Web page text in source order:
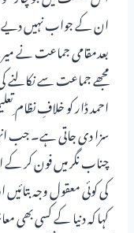
ان کے جواب نہیں دیے۔
بعدمقامی جماعت نے
مجھے جماعت سے نکالنے کی
احمد ڈار کو خلافِ نظام
سزا دی جاتی ہے۔ جب
چناب نگر میں فون کر
کی کوئی معقول وجہ
کہا کہ دنیا کے کسی بھی